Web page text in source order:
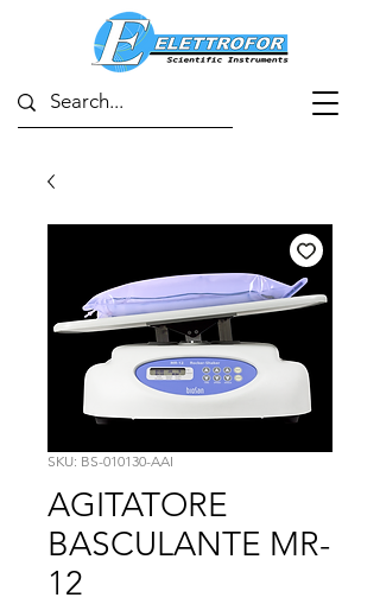
SKU: BS-010130-AAI
AGITATORE
BASCULANTE MR-
12